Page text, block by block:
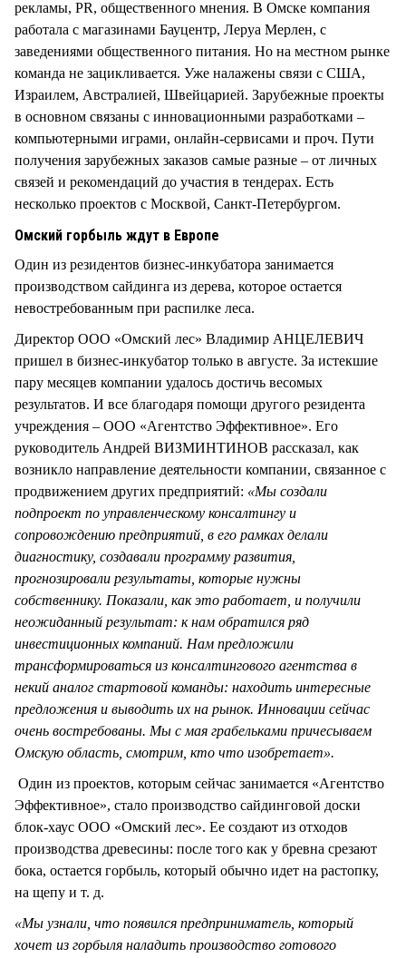
рекламы, PR, общественного мнения. В Омске компания
работала с магазинами Бауцентр, Леруа Мерлен, с
заведениями общественного питания. Но на местном рынке
команда не зацикливается. Уже налажены связи с США,
Израилем, Австралией, Швейцарией. Зарубежные проекты
в основном связаны с инновационными разработками –
компьютерными играми, онлайн-сервисами и проч. Пути
получения зарубежных заказов самые разные – от личных
связей и рекомендаций до участия в тендерах. Есть
несколько проектов с Москвой, Санкт-Петербургом.
Омский горбыль ждут в Европе
Один из резидентов бизнес-инкубатора занимается
производством сайдинга из дерева, которое остается
невостребованным при распилке леса.
Директор ООО «Омский лес» Владимир АНЦЕЛЕВИЧ
пришел в бизнес-инкубатор только в августе. За истекшие
пару месяцев компании удалось достичь весомых
результатов. И все благодаря помощи другого резидента
учреждения – ООО «Агентство Эффективное». Его
руководитель Андрей ВИЗМИНТИНОВ рассказал, как
возникло направление деятельности компании, связанное с
продвижением других предприятий: «Мы создали
подпроект по управленческому консалтингу и
сопровождению предприятий, в его рамках делали
диагностику, создавали программу развития,
прогнозировали результаты, которые нужны
собственнику. Показали, как это работает, и получили
неожиданный результат: к нам обратился ряд
инвестиционных компаний. Нам предложили
трансформироваться из консалтингового агентства в
некий аналог стартовой команды: находить интересные
предложения и выводить их на рынок. Инновации сейчас
очень востребованы. Мы с мая грабельками причесываем
Омскую область, смотрим, кто что изобретает».
Один из проектов, которым сейчас занимается «Агентство
Эффективное», стало производство сайдинговой доски
блок-хаус ООО «Омский лес». Ее создают из отходов
производства древесины: после того как у бревна срезают
бока, остается горбыль, который обычно идет на растопку,
на щепу и т. д.
«Мы узнали, что появился предприниматель, который
хочет из горбыля наладить производство готового